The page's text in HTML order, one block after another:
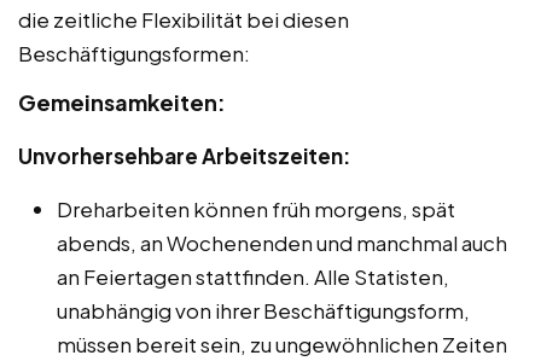
die zeitliche Flexibilität bei diesen
Beschäftigungsformen:
Gemeinsamkeiten:
Unvorhersehbare Arbeitszeiten:
Dreharbeiten können früh morgens, spät
abends, an Wochenenden und manchmal auch
an Feiertagen stattfinden. Alle Statisten,
unabhängig von ihrer Beschäftigungsform,
müssen bereit sein, zu ungewöhnlichen Zeiten